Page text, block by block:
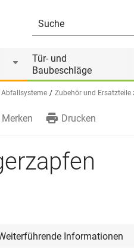
Tür- und
Baubeschläge
Abfallsysteme Zubehör und Ersatzteile
von
Merken Drucken
Informationen